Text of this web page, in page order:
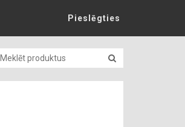
Pieslēgties